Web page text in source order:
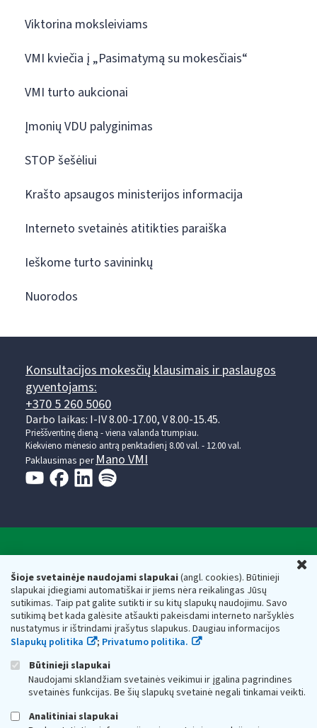
Šioje svetainėje naudojami slapukai(angl. cookies). Būtinieji
slapukai įdiegiami automatiškai ir jiems nėra reikalingas Jūsų
sutikimas. Taip pat galite sutikti ir su kitų slapukų naudojimu. Savo
sutikimą bet kada galėsite atšaukti pakeisdami interneto naršyklės
nustatymus ir ištrindami įrašytus slapukus. Daugiau informacijos
Slapukų politika
; Privatumo politika.
Būtinieji slapukai
Naudojami sklandžiam svetainės veikimui ir įgalina pagrindines
svetainės funkcijas. Be šių slapukų svetainė negali tinkamai veikti.
Analitiniai slapukai
Viktorina moksleiviams
VMI kviečia į „Pasimatymą su mokesčiais“
VMI turto aukcionai
Įmonių VDU palyginimas
STOP šešėliui
Krašto apsaugos ministerijos informacija
Interneto svetainės atitikties paraiška
Ieškome turto savininkų
Nuorodos
Konsultacijos mokesčių klausimais ir paslaugos
gyventojams:
+370 5 260 5060
Darbo laikas: I-IV 8.00-17.00, V 8.00-15.45.
Prieššventinę dieną - viena valanda trumpiau.
Kiekvieno mėnesio antrą penktadienį 8.00 val. - 12.00 val.
Paklausimas per Mano VMI
Respublikos finansų ministerijos
Biudžetinė įstaiga. Juridinio asmens kodas — 188659752,
adresas: Vasario 16-osios g. 14, 01107 Vilnius, Lietuva, el.paštas:
vmi@vmi.lt, E. pristatymo dėžutės adresas 188659752
Duomenys apie Valstybinę mokesčių inspekciją prie Lietuvos
Respublikos finansų ministerijos kaupiami ir saugomi Juridinių